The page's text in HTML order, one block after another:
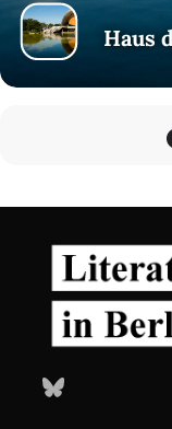
Haus
Bluesky